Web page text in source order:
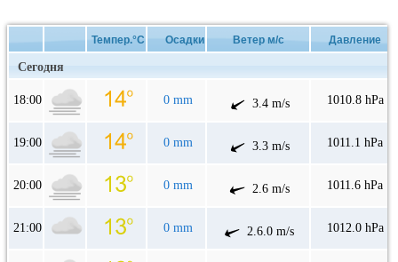
Темпер.°C Осадки Ветер м/с Давление
Сегодня
18:00 0 mm 3.4 m/s 1010.8 hPa
19:00 0 mm 3.3 m/s 1011.1 hPa
20:00 0 mm 2.6 m/s 1011.6 hPa
21:00 0 mm 2.6.0 m/s 1012.0 hPa